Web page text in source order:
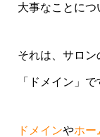
大事なことにつ
それは、サロ
「ドメイン」で
ドメインやホー